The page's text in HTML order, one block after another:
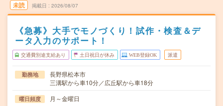
未読 掲載日 2026/08/07
《急募》大手でモノづくり！試作・検査＆デ
ータ入力のサポート！
交通費別途支給あり 土日祝日が休み WEB登録OK 派遣
勤務地
長野県松本市
三溝駅から車10分／広丘駅から車18分
曜日頻度 月～金曜日